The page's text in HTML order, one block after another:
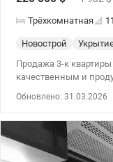
Трёхкомнатная
Новострой
Продажа 3-к
качественным и
электропроводки и
гипсокартон. Полы -
1070435
Обновлено: 31.03.2026